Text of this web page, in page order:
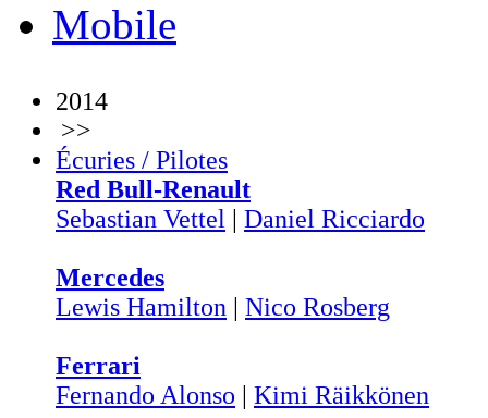
Mobile
2014
>>
Écuries / Pilotes
Red Bull-Renault
Sebastian Vettel | Daniel Ricciardo
Mercedes
Lewis Hamilton | Nico Rosberg
Ferrari
Fernando Alonso | Kimi Räikkönen